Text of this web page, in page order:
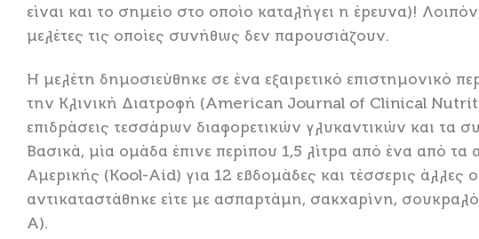
είναι και το σημείο στο οποίο καταλήγει η έρευνα)!
μελέτες τις οποίες συνήθως δεν παρουσιάζουν.
Η μελέτη δημοσιεύθηκε σε ένα εξαιρετικό επιστημονικό
την Κλινική Διατροφή (American Journal of Clinical
επιδράσεις τεσσάρων διαφορετικών γλυκαντικών και τα
Βασικά, μία ομάδα έπινε περίπου 1,5 λίτρα από ένα από
Αμερικής (Kool-Aid) για 12 εβδομάδες και τέσσερις άλλες
αντικαταστάθηκε είτε με ασπαρτάμη, σακχαρίνη,
A).